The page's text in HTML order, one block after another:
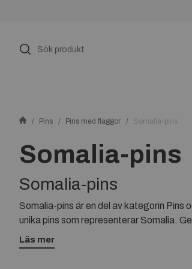
Pins Pins med flaggor Somalia-pins
Somalia-pins
Somalia-pins
Somalia-pins är en del av kategorin Pins
unika pins som representerar Somalia.
med våra kvalitetspins.
Läs mer